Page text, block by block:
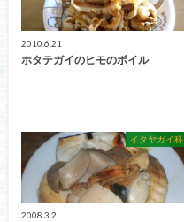
2010.6.21
ホタテガイのヒモのボイル
イタヤガイ科
2008.3.2